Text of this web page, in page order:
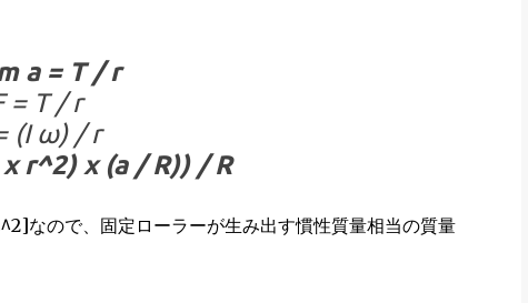
a = T / r
= T / r
(I ω) / r
r^2) x (a / R)) / R
ので、固定ローラーが生み出す慣性質量相当の質量